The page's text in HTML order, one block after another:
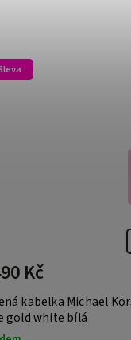
kabelka Michael
gold white bílá
Kč